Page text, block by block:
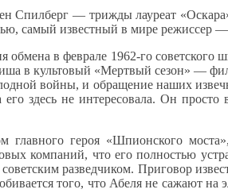
Спилберг — трижды лауреат
самый известный в мире режиссер
в феврале 1962-го
в культовый «Мертвый сезон» —
войны, и обращение наших
здесь не интересовала. Он
героя «Шпионского
компаний, что его полностью
разведчиком. Приговор
того, что Абеля не сажают